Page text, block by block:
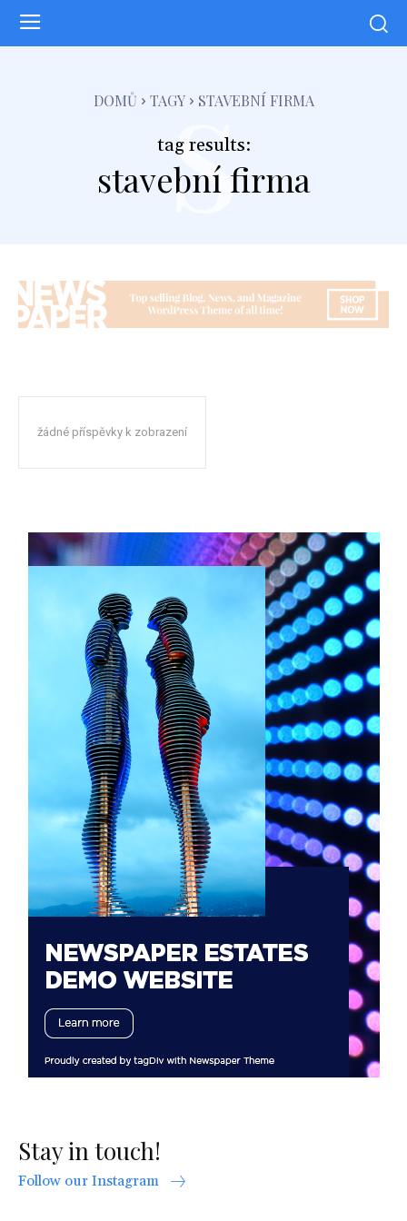
DOMŮ TAGY STAVEBNÍ FIRMA
tag results:
stavební firma
s
žádné příspěvky k zobrazení
Stay in touch!
Follow our Instagram